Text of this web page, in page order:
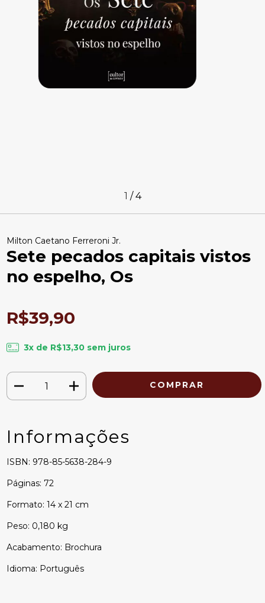
1 /4
Milton Caetano Ferreroni Jr.
Sete pecados capitais vistos
no espelho, Os
R$39,90
3x de R$13,30 sem juros
Informações
ISBN: 978-85-5638-284-9
Páginas: 72
Formato: 14 x 21 cm
Peso: 0,180 kg
Acabamento: Brochura
Idioma: Português